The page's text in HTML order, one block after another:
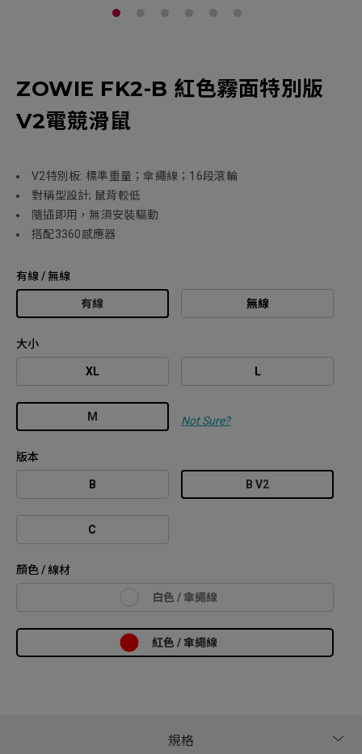
ZOWIE FK2-B 紅色霧面特別版
V2電競滑鼠
V2特別板: 標準重量；傘繩線；16段滾輪
對稱型設計; 鼠背較低
隨插即用，無須安裝驅動
搭配3360感應器
有線 / 無線
有線 無線
大小
XL L
M Not Sure?
版本
B B V2
C
顏色 / 線材
白色 / 傘繩線
紅色 / 傘繩線